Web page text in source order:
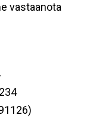
vastaanota